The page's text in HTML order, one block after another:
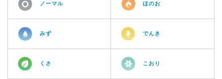
ノーマル ほのお
みず でんき
くさ こおり